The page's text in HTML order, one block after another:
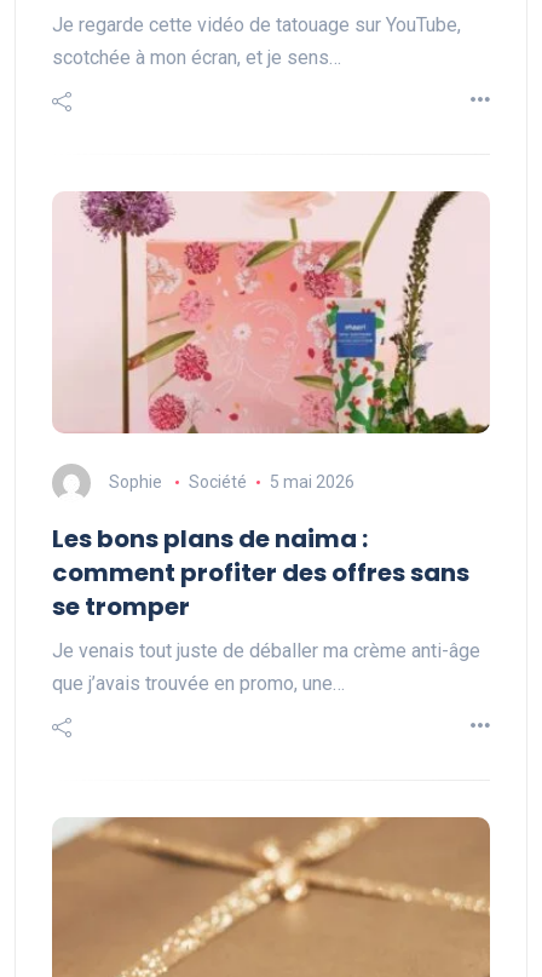
Je regarde cette vidéo de tatouage sur YouTube,
scotchée à mon écran, et je sens…
Sophie Société 5 mai 2026
Les bons plans de naima :
comment profiter des offres sans
se tromper
Je venais tout juste de déballer ma crème anti-âge
que j’avais trouvée en promo, une…